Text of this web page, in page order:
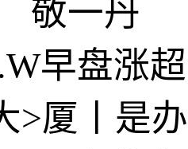
敬一丹
早盘涨
>厦丨是